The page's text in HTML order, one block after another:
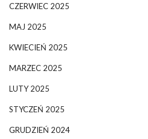
CZERWIEC 2025
MAJ 2025
KWIECIEŃ 2025
MARZEC 2025
LUTY 2025
STYCZEŃ 2025
GRUDZIEŃ 2024